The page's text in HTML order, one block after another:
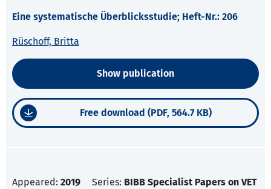
Eine systematische Überblicksstudie; Heft-Nr.: 206
Rüschoff, Britta
Show publication
Free download (PDF, 564.7 KB)
Appeared: 2019 Series: BIBB Specialist Papers on VET